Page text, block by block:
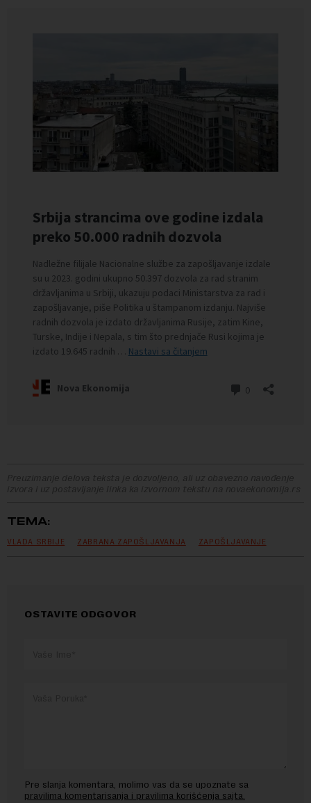
Preuzimanje delova teksta je dozvoljeno, ali uz obavezno navođenje
izvora i uz postavljanje linka ka izvornom tekstu na novaekonomija.rs
TEMA:
VLADA SRBIJE ZABRANA ZAPOŠLJAVANJA ZAPOŠLJAVANJE
OSTAVITE ODGOVOR
Pre slanja komentara, molimo vas da se upoznate sa
pravilima komentarisanja i pravilima korišćenja sajta.